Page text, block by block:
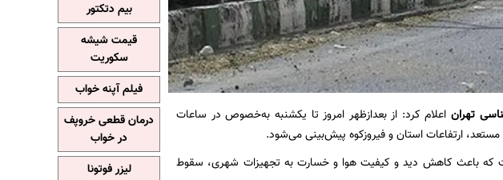
تهران اعلام کرد: از بعدازظهر امروز تا یکشنبه به‌خصوص در ساعات
ارتفاعات استان و فیروزکوه پیش‌بینی می‌شود.
که باعث کاهش دید و کیفیت هوا و خسارت به تجهیزات شهری، سقوط
بیم دتکتور
قیمت شیشه
سکوریت
فیلم آپنه خواب
درمان قطعی خروپف
در خواب
لیزر فوتونا